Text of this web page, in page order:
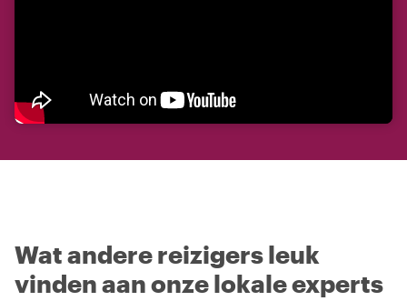
Wat andere reizigers leuk
vinden aan onze lokale experts